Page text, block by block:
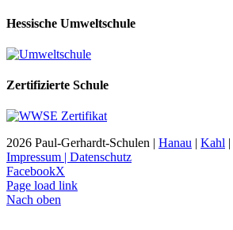
Hessische Umweltschule
Zertifizierte Schule
2026 Paul-Gerhardt-Schulen | Hanau | Kahl |
Impressum | Datenschutz
FacebookX
Page load link
Nach oben